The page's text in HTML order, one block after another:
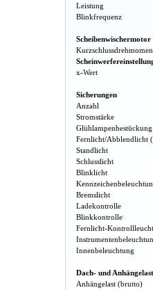
Leistung
Blinkfrequenz
Scheibenwischermotor
x-Wert
Sicherungen
Anzahl
Stromstärke
Fernlicht/Abblendlicht
Standlicht
Schlusslicht
Blinklicht
Bremslicht
Ladekontrolle
Blinkkontrolle
Fernlicht-
Innenbeleuchtung
Dach- und Anhängelast
Anhängelast (brutto)